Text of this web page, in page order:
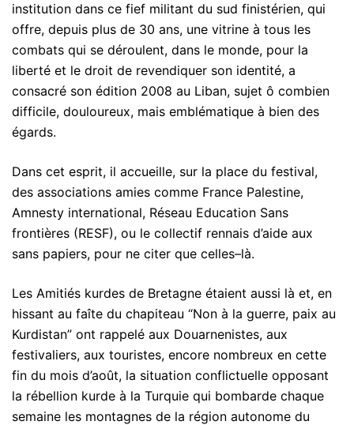
institution dans ce fief militant du sud finistérien, qui
offre, depuis plus de 30 ans, une vitrine à tous les
combats qui se déroulent, dans le monde, pour la
liberté et le droit de revendiquer son identité, a
consacré son édition 2008 au Liban, sujet ô combien
difficile, douloureux, mais emblématique à bien des
égards.
Dans cet esprit, il accueille, sur la place du festival,
des associations amies comme France Palestine,
Amnesty international, Réseau Education Sans
frontières (RESF), ou le collectif rennais d’aide aux
sans papiers, pour ne citer que celles–là.
Les Amitiés kurdes de Bretagne étaient aussi là et, en
hissant au faîte du chapiteau “Non à la guerre, paix au
Kurdistan” ont rappelé aux Douarnenistes, aux
festivaliers, aux touristes, encore nombreux en cette
fin du mois d’août, la situation conflictuelle opposant
la rébellion kurde à la Turquie qui bombarde chaque
semaine les montagnes de la région autonome du